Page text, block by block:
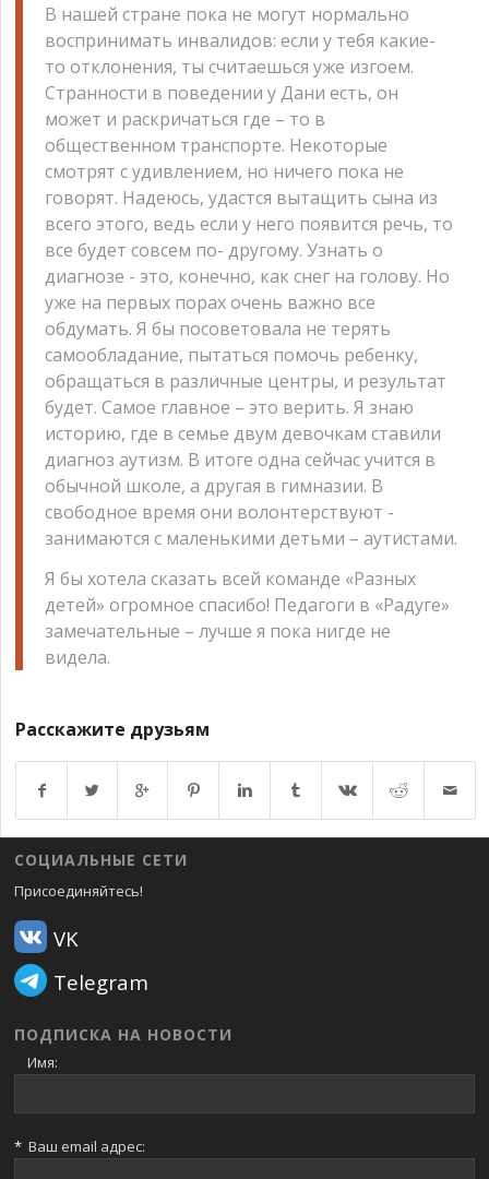
В нашей стране пока не могут нормально
воспринимать инвалидов: если у тебя какие-
то отклонения, ты считаешься уже изгоем.
Странности в поведении у Дани есть, он
может и раскричаться где – то в
общественном транспорте. Некоторые
смотрят с удивлением, но ничего пока не
говорят. Надеюсь, удастся вытащить сына из
всего этого, ведь если у него появится речь, то
все будет совсем по- другому. Узнать о
диагнозе - это, конечно, как снег на голову. Но
уже на первых порах очень важно все
обдумать. Я бы посоветовала не терять
самообладание, пытаться помочь ребенку,
обращаться в различные центры, и результат
будет. Самое главное – это верить. Я знаю
историю, где в семье двум девочкам ставили
диагноз аутизм. В итоге одна сейчас учится в
обычной школе, а другая в гимназии. В
свободное время они волонтерствуют -
занимаются с маленькими детьми – аутистами.
Я бы хотела сказать всей команде «Разных
детей» огромное спасибо! Педагоги в «Радуге»
замечательные – лучше я пока нигде не
видела.
Расскажите друзьям
Возврат к списку
СОЦИАЛЬНЫЕ СЕТИ
Присоединяйтесь!
VK
Telegram
ПОДПИСКА НА НОВОСТИ
Имя:
* Ваш email адрес: